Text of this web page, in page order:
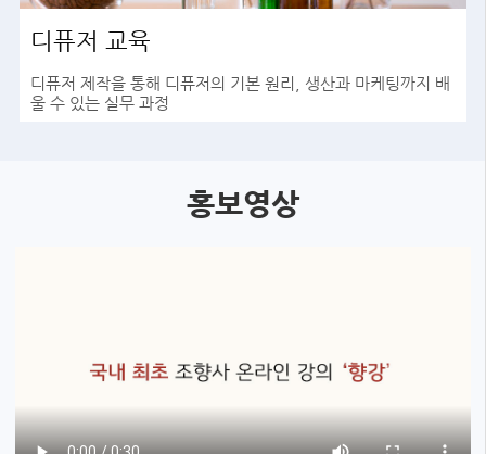
디퓨저 교육
디퓨저 제작을 통해 디퓨저의 기본 원리, 생산과 마케팅까지 배
울 수 있는 실무 과정
홍보영상